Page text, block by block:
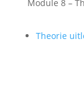
Module 8 –
Theorie